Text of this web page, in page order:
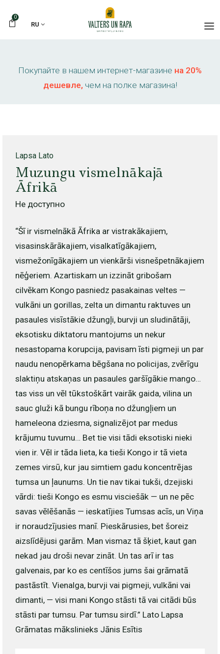
0
RU
Покупайте в нашем интернет-магазине на 20%
дешевле, чем на полке магазина!
Lapsa Lato
Muzungu vismelnākajā
Āfrikā
Не доступно
“Šī ir vismelnākā Āfrika ar vistrakākajiem,
visasinskārākajiem, visalkatīgākajiem,
vismežonīgākajiem un vienkārši visnešpetnākajiem
nēģeriem. Azartiskam un izzināt gribošam
cilvēkam Kongo pasniedz pasakainas veltes —
vulkāni un gorillas, zelta un dimantu raktuves un
pasaules visīstākie džungļi, burvji un sludinātāji,
eksotisku diktatoru mantojums un nekur
nesastopama korupcija, pavisam īsti pigmeji un par
naudu nenopērkama bēgšana no policijas, zvērīgu
slaktiņu atskaņas un pasaules garšīgākie mango…
tas viss un vēl tūkstoškārt vairāk gaida, vilina un
sauc gluži kā bungu rīboņa no džungļiem un
hameleona dziesma, signalizējot par medus
krājumu tuvumu… Bet tie visi tādi eksotiski nieki
vien ir. Vēl ir tāda lieta, ka tieši Kongo ir tā vieta
zemes virsū, kur jau simtiem gadu koncentrējas
tumsa un ļaunums. Un tie nav tikai tukši, dzejiski
vārdi: tieši Kongo es esmu visciešāk — un ne pēc
savas vēlēšanās — ieskatījies Tumsas acīs, un Viņa
ir noraudzījusies manī. Pieskārusies, bet šoreiz
aizslīdējusi garām. Man vismaz tā šķiet, kaut gan
nekad jau droši nevar zināt. Un tas arī ir tas
galvenais, par ko es centīšos jums šai grāmatā
pastāstīt. Vienalga, burvji vai pigmeji, vulkāni vai
dimanti, — visi mani Kongo stāsti tā vai citādi būs
stāsti par tumsu. Par tumsu sirdī.” Lato Lapsa
Grāmatas mākslinieks Jānis Esītis